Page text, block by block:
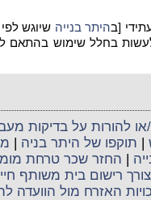
[בהיתר בנייה שיוגש
בחלל שימוש בהתאם
להורות על בדיקות
| תוקפו של היתר בניה |
| החזר שכר טרחת
רישום בית משותף
האזרח מול הוועדה